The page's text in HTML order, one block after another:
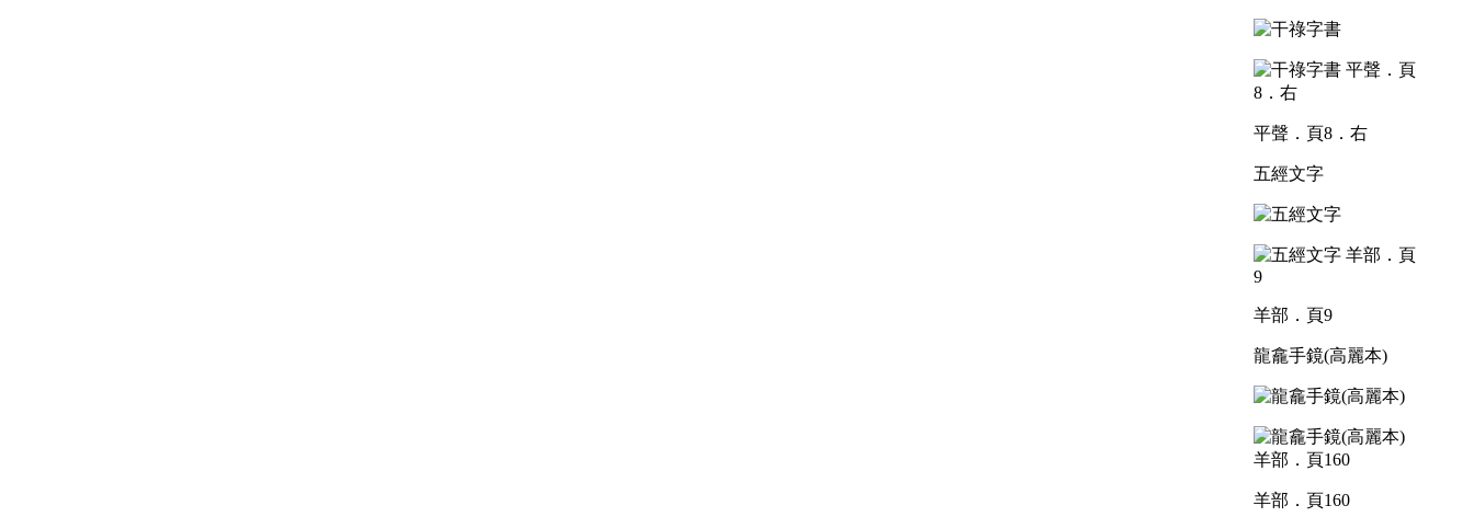
平聲．頁8．右
五經文字
羊部．頁9
龍龕手鏡(高麗本)
羊部．頁160